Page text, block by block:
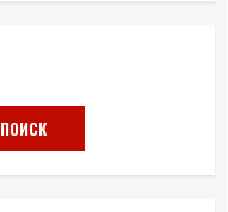
ПОИСК